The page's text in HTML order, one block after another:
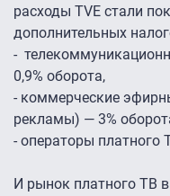
расходы TVE стали
дополнительных
-
0,9% оборота,
- коммерческие
рекламы) — 3%
- операторы платного
И рынок платного ТВ